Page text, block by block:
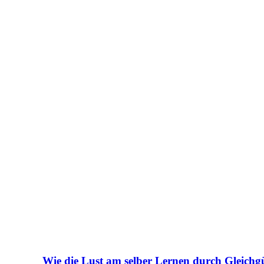
Wie die Lust am selber Lernen durch